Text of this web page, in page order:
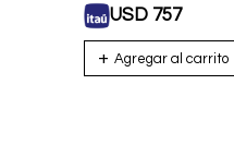
USD 757